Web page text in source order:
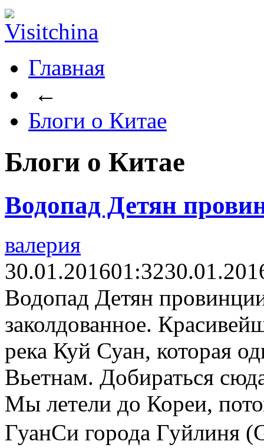
Главная
←
Блоги о Китае
Блоги о Китае
Водопад Детян
валерия
30.01.201601:32
Водопад Детян
заколдованное.
река Куй Суан, которая
Вьетнам. Добираться
Мы летели до Кореи,
ГуанСи города Гуйлиня